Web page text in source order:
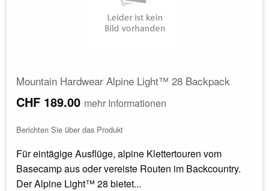
Mountain Hardwear Alpine Light™ 28 Backpack
CHF 189.00 mehr Informationen
Berichten Sie über das Produkt
Für eintägige Ausflüge, alpine Klettertouren vom
Basecamp aus oder vereiste Routen im Backcountry.
Der Alpine Light™ 28 bietet...